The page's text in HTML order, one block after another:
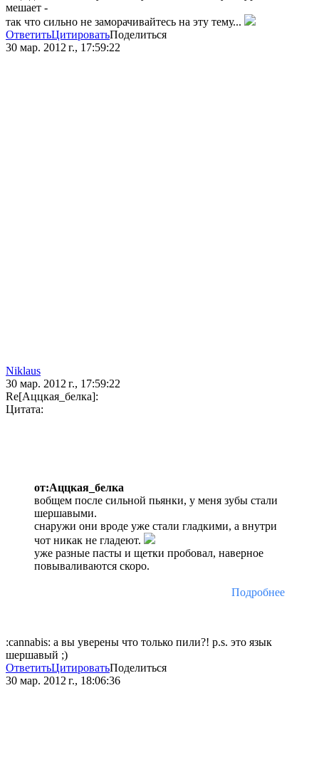
мешает -
так что сильно не заморачивайтесь на эту тему...
ОтветитьЦитироватьПоделиться
30 мар. 2012 г., 17:59:22
Niklaus
30 мар. 2012 г., 17:59:22
Re[Аццкая_белка]:
Цитата:
от:Аццкая_белка
вобщем после сильной пьянки, у меня зубы стали
шершавыми.
снаружи они вроде уже стали гладкими, а внутри
чот никак не гладеют.
уже разные пасты и щетки пробовал, наверное
повываливаются скоро.
Подробнее
:cannabis: а вы уверены что только пили?! p.s. это язык
шершавый ;)
ОтветитьЦитироватьПоделиться
30 мар. 2012 г., 18:06:36